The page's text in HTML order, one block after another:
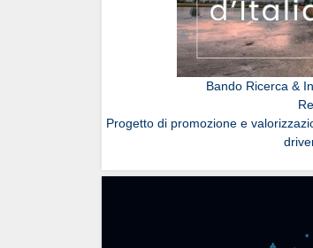
Bando Ricerca &
Progetto di promozione e